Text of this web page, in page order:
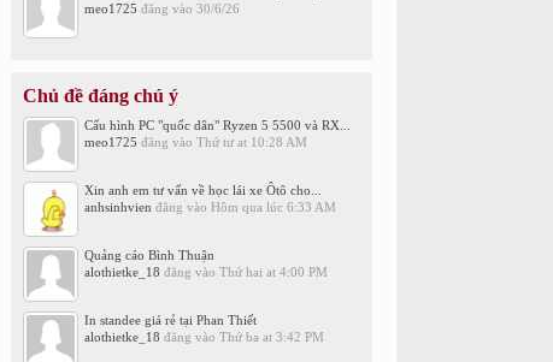
meo1725 đăng vào 30/6/26
Chủ đề đáng chú ý
Cấu hình PC "quốc dân" Ryzen 5 5500 và RX...
meo1725 đăng vào Thứ tư at 10:28 AM
Xin anh em tư vấn về học lái xe Ôtô cho...
anhsinhvien đăng vào Hôm qua lúc 6:33 AM
Quảng cáo Bình Thuận
alothietke_18 đăng vào Thứ hai at 4:00 PM
In standee giá rẻ tại Phan Thiết
alothietke_18 đăng vào Thứ ba at 3:42 PM